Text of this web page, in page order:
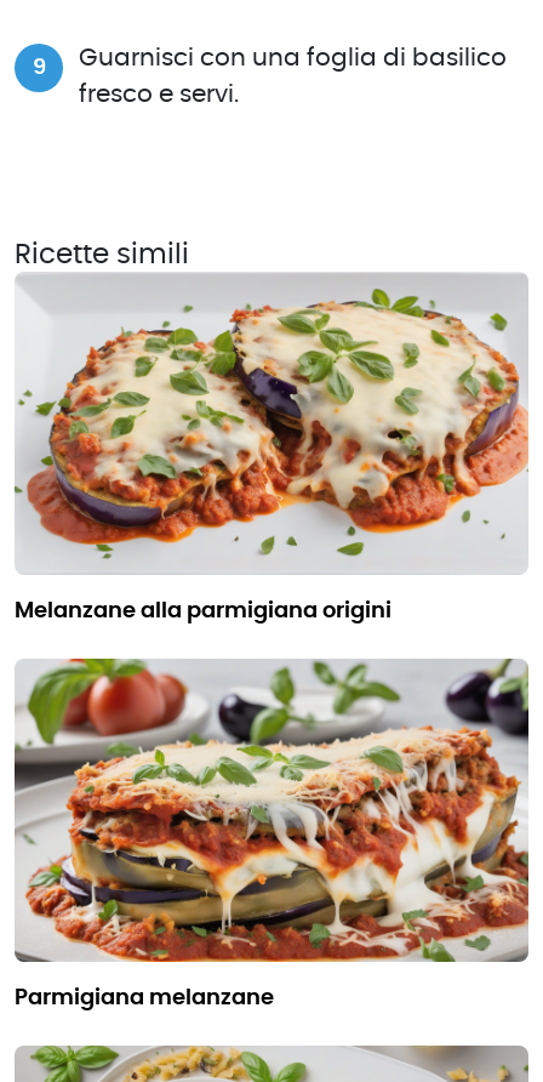
Guarnisci con una foglia di basilico
fresco e servi.
Ricette simili
melanzane alla parmigiana origini
parmigiana melanzane